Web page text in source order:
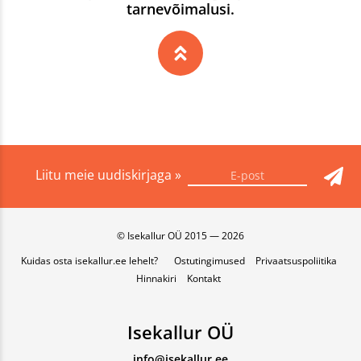
tarnevõimalusi.
Liitu meie uudiskirjaga »
© Isekallur OÜ 2015 — 2026
Kuidas osta isekallur.ee lehelt?
Ostutingimused
Privaatsuspoliitika
Hinnakiri
Kontakt
Isekallur OÜ